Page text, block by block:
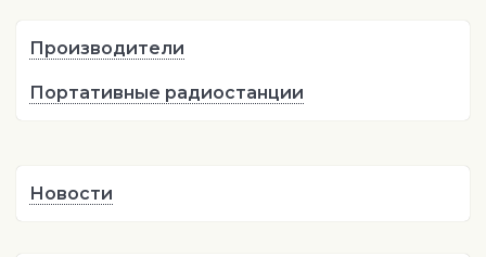
Производители
Портативные радиостанции
Новости